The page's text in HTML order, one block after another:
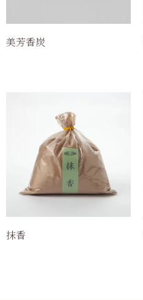
美芳香炭
抹香